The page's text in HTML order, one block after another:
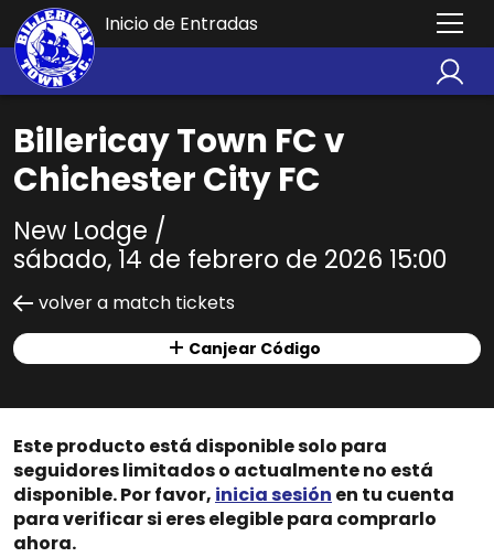
Inicio de Entradas
Billericay Town FC v
Chichester City FC
New Lodge /
sábado, 14 de febrero de 2026 15:00
volver a match tickets
Canjear Código
Este producto está disponible solo para
seguidores limitados o actualmente no está
disponible. Por favor, inicia sesión en tu cuenta
para verificar si eres elegible para comprarlo
ahora.